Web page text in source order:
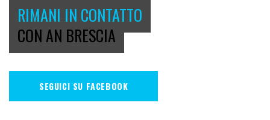
RIMANI IN CONTATTO
CON AN BRESCIA
SEGUICI SU FACEBOOK